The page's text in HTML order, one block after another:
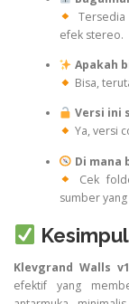
efek stereo.
Apakah
Bisa,
Versi ini
Ya, versi
Di mana
Cek
sumber yang
Klevgrand Walls
efektif yang